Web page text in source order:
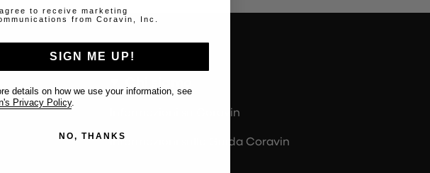
Informazioni su Coravin
Informazioni sulla Guida Coravin
disclaimer
to receive marketing
from Coravin, Inc.
SIGN ME UP!
details on how we use your information, see
Privacy Policy
NO, THANKS